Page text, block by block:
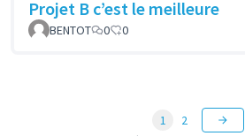
Projet B c’est le meilleure
BENTOT 0 0
1 2